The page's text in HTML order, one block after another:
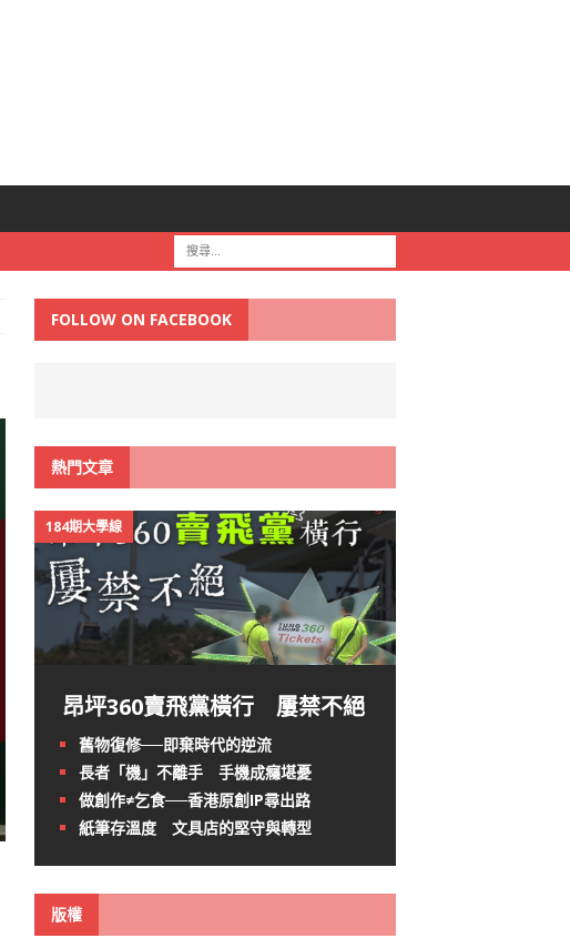
FOLLOW ON FACEBOOK
熱門文章
184期大學線
昂坪360賣飛黨橫行 屢禁不絕
舊物復修──即棄時代的逆流
長者「機」不離手 手機成癮堪憂
做創作≠乞食──香港原創IP尋出路
紙筆存溫度 文具店的堅守與轉型
版權